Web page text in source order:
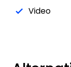
Video